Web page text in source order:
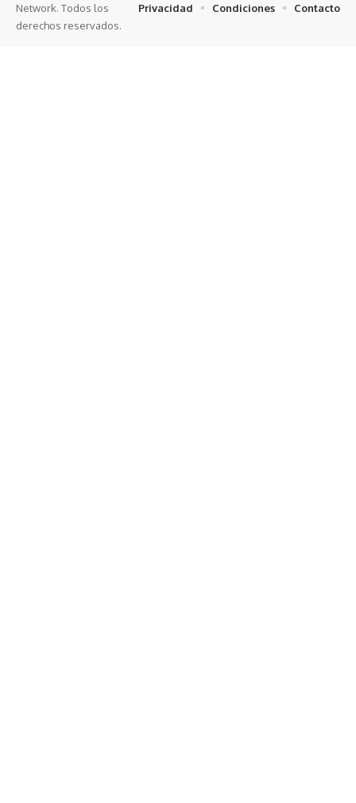
Network. Todos los
derechos reservados.
Privacidad Condiciones Contacto